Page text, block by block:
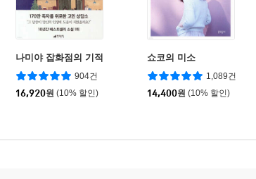
나미야 잡화점의 기적
904건
16,920원 (10% 할인)
쇼코의 미소
1,089건
14,400원 (10% 할인)